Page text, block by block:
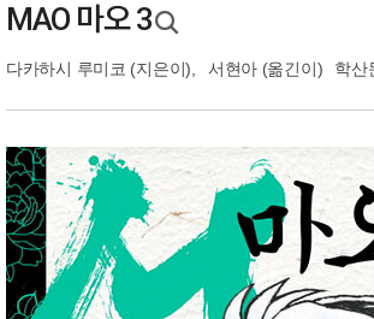
MAO 마오 3
다카하시 루미코 (지은이), 서현아(옮긴이) 학산